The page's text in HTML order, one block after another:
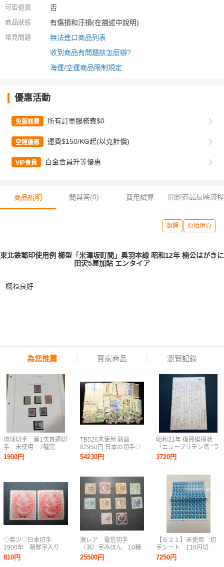
可否退貨 否
商品狀態 有傷損和汙損(在描述中說明)
常見問題
無法進口商品列表
收到商品有問題該怎麼辦?
海運/空運商品限制規定
優惠活動
免服務費 所有訂單服務費$0
空運優惠 運費$150/KG起(以克計價)
VIP會員 白金會員升等優惠
商品說明 問與答(0) 費用試算 問題商品反映流程
翻譯 原始網頁
東北鉄郵印使用例 櫛型「米澤坂町間」奥羽本線 昭和12年 楠公はがきに
田沢5厘加貼 エンタイア
概ね良好
為您推薦 賣家商品 瀏覽記錄
琉球切手 第1次普通切
手 未使用 7種完
1948.7.1発行 糊有り
1900円
◇希少◇日本切手
1900年 朝鮮字入り
東宮ご婚儀 未使用
バラ計2枚◇
810円
TB526未使用 額面
82950円 日本の切手◇
シート/バラ/消印無/昭
和/平成/日本郵便/お年
オリンピック/古道具タ
グボート
54230円
激レア 電信切手
（消）字みほん 10種
完 L28
25500円
昭和21年 復員挨拶状
「ニューブリテン島 “ラ
バウル”より復員」楠公
5銭はがき 国立京都病
3720円
【６２１】未使用 切
手シート 110円切
手 100枚 額面
11,000円 日本郵政
7250円